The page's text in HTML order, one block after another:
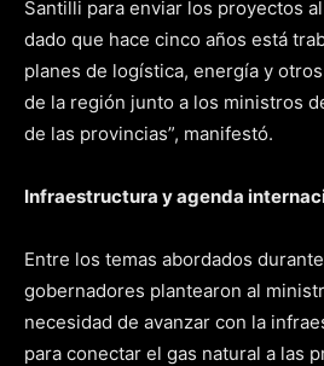
Santilli para enviar los proyectos
dado que hace cinco años está
planes de logística, energía y
de la región junto a los ministros
de las provincias”, manifestó.
Infraestructura y agenda
Entre los temas abordados
gobernadores plantearon al
necesidad de avanzar con la
para conectar el gas natural a las